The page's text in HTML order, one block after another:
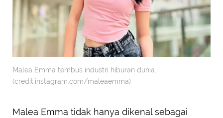
Malea Emma tembus industri hiburan dunia.
(credit:instagram.com/maleaemma)
Malea Emma tidak hanya dikenal sebagai